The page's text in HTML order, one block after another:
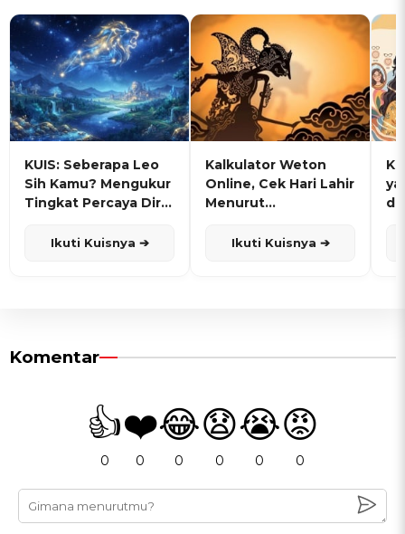
KUIS: Seberapa Leo
Sih Kamu? Mengukur
Tingkat Percaya Diri
Ikuti Kuisnya ➔
Kalkulator Weton
Online, Cek Hari Lahir
Menurut
Ikuti Kuisnya ➔
Komentar
👍
0
❤️
0
😂
0
😧
0
😭
0
😡
0